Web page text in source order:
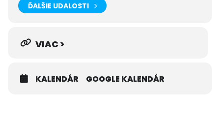
ĎALŠIE UDALOSTI
VIAC >
KALENDÁR GOOGLE KALENDÁR